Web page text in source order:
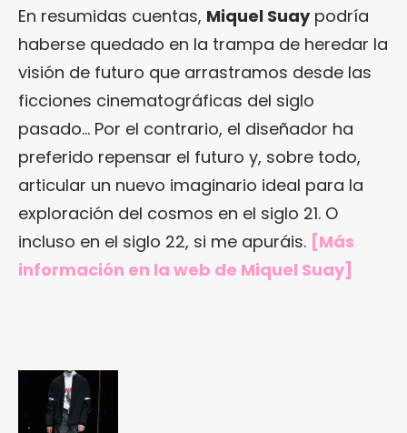
En resumidas cuentas, Miquel Suaypodría
haberse quedado en la trampa de heredar la
visión de futuro que arrastramos desde las
ficciones cinematográficas del siglo
pasado… Por el contrario, el diseñador ha
preferido repensar el futuro y, sobre todo,
articular un nuevo imaginario ideal para la
exploración del cosmos en el siglo 21. O
incluso en el siglo 22, si me apuráis. [Más
información en la web de Miquel Suay]